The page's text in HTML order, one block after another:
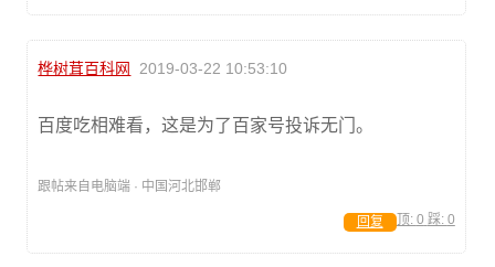
桦树茸百科网 2019-03-22 10:53:10
百度吃相难看，这是为了百家号投诉无门。
跟帖来自电脑端 · 中国河北邯郸
顶: 0 踩: 0
回复